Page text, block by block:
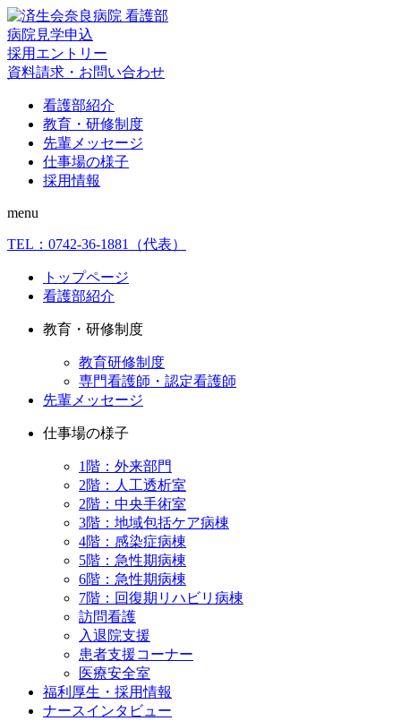
病院見学申込
採用エントリー
資料請求・お問い合わせ
看護部紹介
教育・研修制度
先輩メッセージ
仕事場の様子
採用情報
menu
TEL： 0742-36-1881 （代表）
トップページ
看護部紹介
教育・研修制度
教育研修制度
専門看護師・認定看護師
先輩メッセージ
仕事場の様子
1階：外来部門
2階：人工透析室
2階：中央手術室
3階：地域包括ケア病棟
4階：感染症病棟
5階：急性期病棟
6階：急性期病棟
7階：回復期リハビリ病棟
訪問看護
入退院支援
患者支援コーナー
医療安全室
福利厚生・採用情報
ナースインタビュー